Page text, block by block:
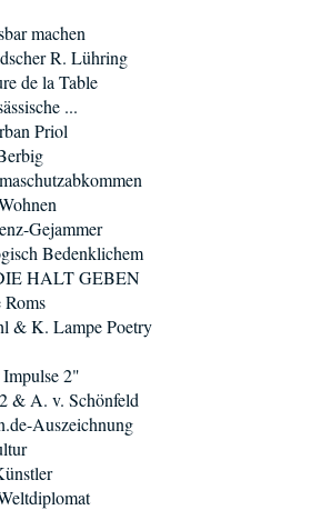
machen
R. Lühring
de la Table
...
Priol
Gejammer
Bedenklichem
HALT GEBEN
& K. Lampe Poetry
2"
& A. v. Schönfeld
Auszeichnung